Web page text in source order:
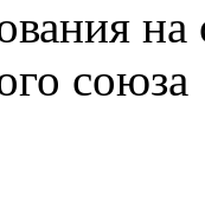
на
союза